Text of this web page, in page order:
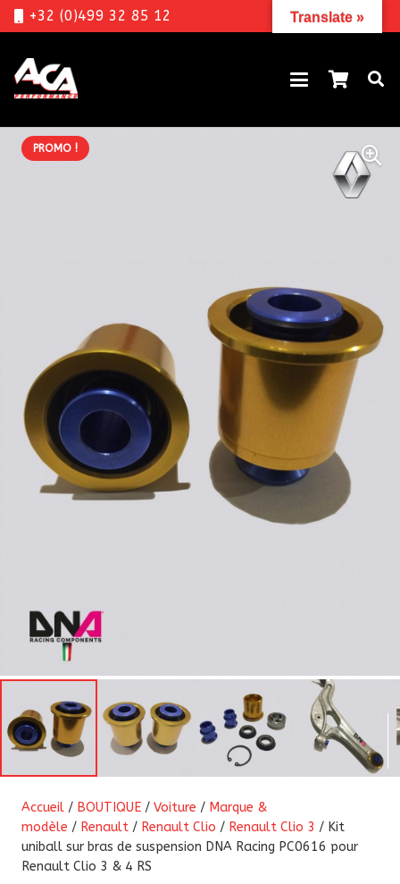
+32 (0)499 32 85 12
PROMO !
Accueil / BOUTIQUE / Voiture / Marque &
modèle / Renault / Renault Clio / Renault Clio 3 / Kit
uniball sur bras de suspension DNA Racing PC0616 pour
Renault Clio 3 & 4 RS
Translate »